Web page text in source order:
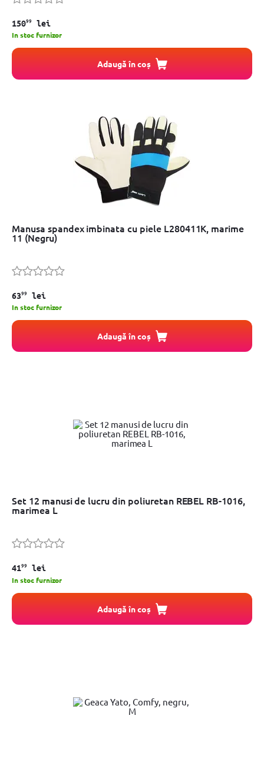
15099 lei
In stoc furnizor
Adaugă în coș
Manusa spandex imbinata cu piele L280411K, marime
11 (Negru)
6399 lei
In stoc furnizor
Adaugă în coș
Set 12 manusi de lucru din poliuretan REBEL RB-1016,
marimea L
4199 lei
In stoc furnizor
Adaugă în coș